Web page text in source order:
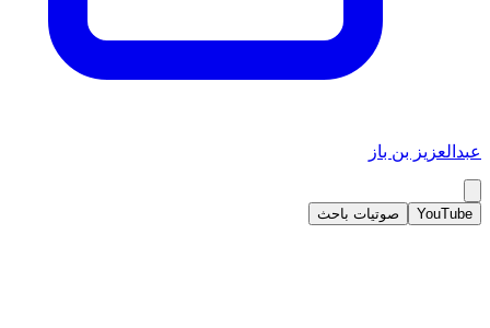
عبدالعزيز بن باز
YouTube صوتيات باحث